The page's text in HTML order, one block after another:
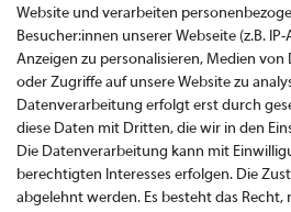
Website und verarbeiten
Besucher:innen unserer Webseite (z.B.
Anzeigen zu personalisieren, Medien
oder Zugriffe auf unsere Website zu
Datenverarbeitung erfolgt erst durch
diese Daten mit Dritten, die wir in den
Die Datenverarbeitung kann mit
berechtigten Interesses erfolgen. Die
abgelehnt werden. Es besteht das